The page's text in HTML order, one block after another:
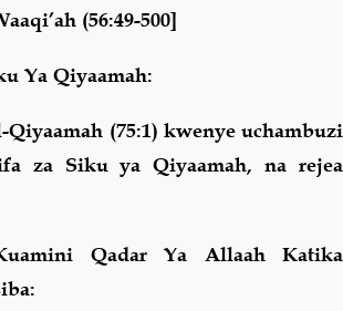
(56:49-500]
Ya Qiyaamah:
Qiyaamah (75:1) kwenye uchambuzi
za Siku ya Qiyaamah, na rejea
Qadar Ya Allaah Katika